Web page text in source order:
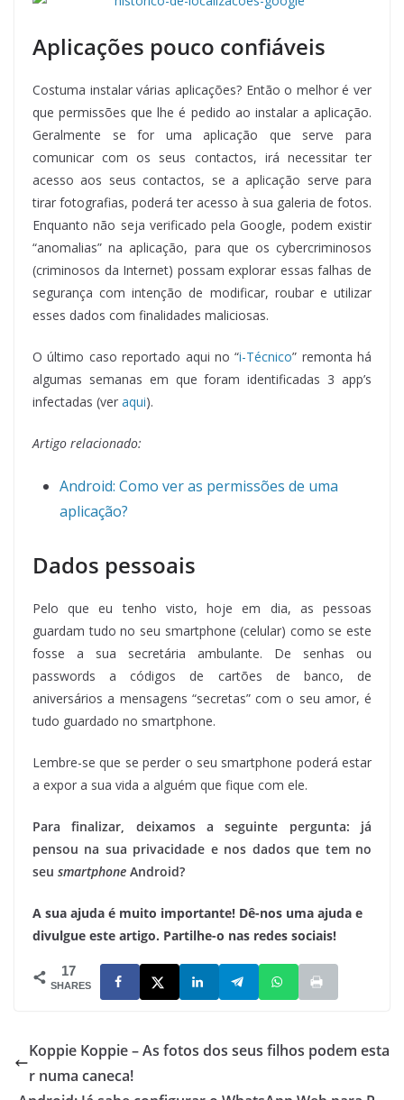
Aplicações pouco confiáveis
Costuma instalar várias aplicações? Então o melhor é ver
que permissões que lhe é pedido ao instalar a aplicação.
Geralmente se for uma aplicação que serve para
comunicar com os seus contactos, irá necessitar ter
acesso aos seus contactos, se a aplicação serve para
tirar fotografias, poderá ter acesso à sua galeria de fotos.
Enquanto não seja verificado pela Google, podem existir
“anomalias” na aplicação, para que os cybercriminosos
(criminosos da Internet) possam explorar essas falhas de
segurança com intenção de modificar, roubar e utilizar
esses dados com finalidades maliciosas.
O último caso reportado aqui no “i-Técnico” remonta há
algumas semanas em que foram identificadas 3 app’s
infectadas (ver aqui).
Artigo relacionado:
Android: Como ver as permissões de uma
aplicação?
Dados pessoais
Pelo que eu tenho visto, hoje em dia, as pessoas
guardam tudo no seu smartphone (celular) como se este
fosse a sua secretária ambulante. De senhas ou
passwords a códigos de cartões de banco, de
aniversários a mensagens “secretas” com o seu amor, é
tudo guardado no smartphone.
Lembre-se que se perder o seu smartphone poderá estar
a expor a sua vida a alguém que fique com ele.
Para finalizar, deixamos a seguinte pergunta: já
pensou na sua privacidade e nos dados que tem no
seu smartphone Android?
A sua ajuda é muito importante! Dê-nos uma ajuda e
divulgue este artigo. Partilhe-o nas redes sociais!
17
SHARES
Koppie Koppie – As fotos dos seus filhos podem esta
r numa caneca!